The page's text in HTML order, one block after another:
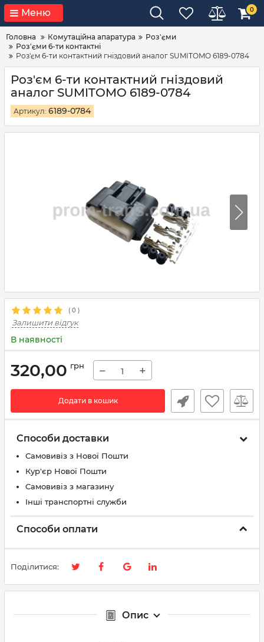
Меню 0
Головна Комутаційна апаратура
Роз'єми
Роз'єми 6-ти контактні
Роз'єм 6-ти контактний гніздовий аналог SUMITOMO 6189-0784
Роз'єм 6-ти контактний гніздовий
аналог SUMITOMO 6189-0784
Артикул: 6189-0784
( 0 )
Залишити відгук
В наявності
320,00 грн − +
Додати в кошик
Способи доставки
Самовивіз з Нової Пошти
Кур'єр Нової Пошти
Самовивіз з магазину
Інші транспортні служби
Способи оплати
Поділитися:
Опис